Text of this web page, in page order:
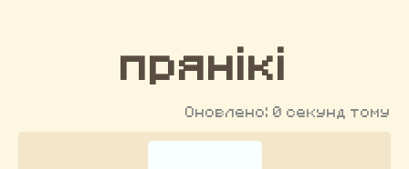
прянікі
Оновлено: 0 секунд тому